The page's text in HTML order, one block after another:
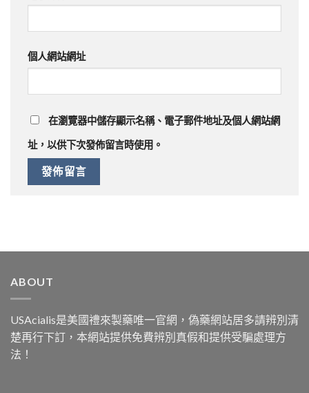
個人網站網址
在瀏覽器中儲存顯示名稱、電子郵件地址及個人網站網
址，以供下次發佈留言時使用。
ABOUT
USAcialis是美國禮來製藥唯一官網，偽藥網站居多請辨別清
楚再行下訂，本網站提供免費辨別真假和提供受騙處理方
法！